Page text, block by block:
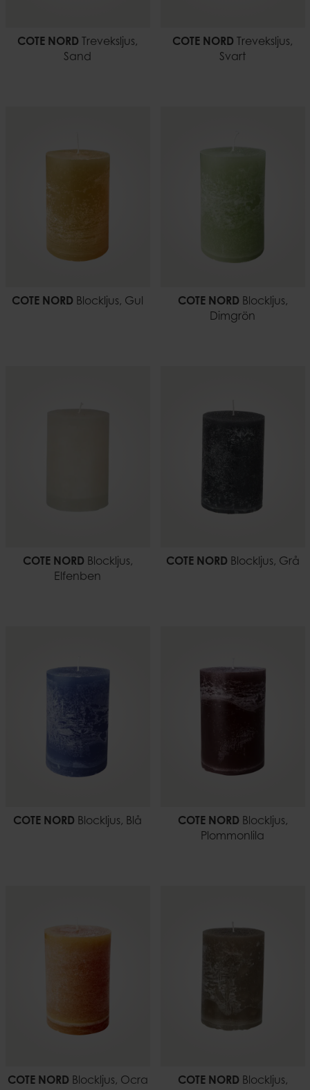
COTE NORD Treveksljus,
Sand
COTE NORD Treveksljus,
Svart
COTE NORD Blockljus, Gul COTE NORD Blockljus,
Dimgrön
COTE NORD Blockljus,
Elfenben
COTE NORD Blockljus, Grå
COTE NORD Blockljus, Blå COTE NORD Blockljus,
Plommonlila
COTE NORD Blockljus, Ocra COTE NORD Blockljus,